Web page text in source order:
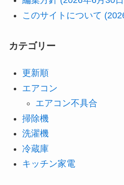
このサイトについて
カテゴリー
更新順
エアコン
エアコン不具合
掃除機
洗濯機
冷蔵庫
キッチン家電